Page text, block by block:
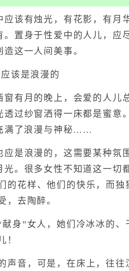
有烛光，有花影，有月
。置身于性爱中的人儿，应
造这一人间美事。
是浪漫的
月的晚上，会爱的人儿
透过纱窗洒得一床都是蜜意
满了浪漫与神秘……
浪漫的，这需要某种氛
光。很多女性不知道这一切
的花样、他们的快乐，而独
，去陶醉。
”女人，她们冷冰冰的、
！
音，可是，在床上，往往